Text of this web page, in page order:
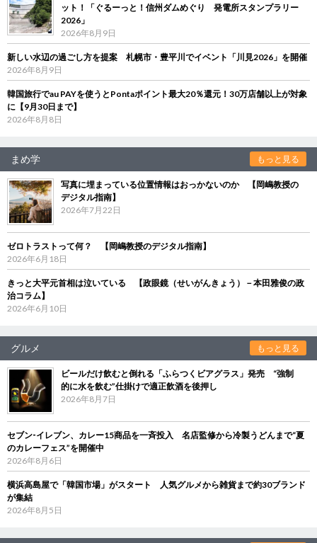
ット！「ぐるーっと！信州ダムめぐり 発電所スタンプラリー
2026」
2026年8月9日
新しい水辺の過ごし方を提案 札幌市・豊平川でイベント「川見2026」を開催
2026年8月9日
韓国旅行でau PAYを使うとPontaポイント最大20％還元！30万店舗以上が対象
に【9月30日まで】
2026年8月8日
まめ学 もっと見る
写真に埋まっている位置情報はおっかないのか 【岡嶋教授の
デジタル指南】
2026年7月22日
ゼロトラストって何？ 【岡嶋教授のデジタル指南】
2026年6月18日
きっと大平元首相は泣いている 【政眼鏡（せいがんきょう）－本田雅俊の政
治コラム】
2026年6月10日
グルメ もっと見る
ビールだけ飲むと倒れる「ふらつくビアグラス」発売 “強制
的に水を飲む”仕掛けで適正飲酒を後押し
2026年8月7日
セブン‐イレブン、カレー15商品を一斉投入 名店監修から冷製うどんまで“夏
のカレーフェス”を開催中
2026年8月6日
横浜高島屋で「韓国市場」がスタート 人気グルメから雑貨まで約30ブランド
が集結
2026年8月5日